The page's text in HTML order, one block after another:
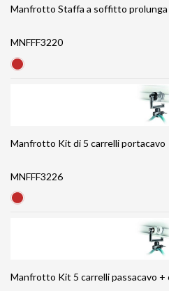
Manfrotto Staffa a soffitto prolunga
MNFFF3220
Manfrotto Kit di 5 carrelli portacavo
MNFFF3226
Manfrotto Kit 5 carrelli passacavo +